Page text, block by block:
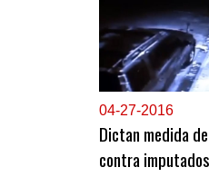
04-27-2016
Dictan medida
contra